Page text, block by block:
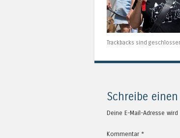
Trackbacks sind
Schreibe
Deine E-Mail-Adresse
Kommentar *